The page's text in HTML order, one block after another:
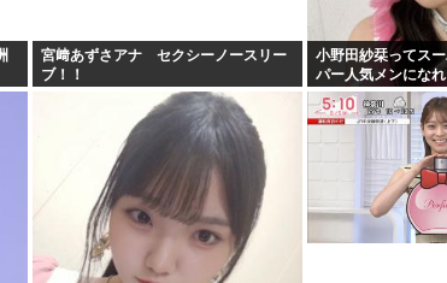
宮﨑あずさアナ セクシーノースリー
ブ！！
小野田紗栞ってス
パー人気メンにな
な？